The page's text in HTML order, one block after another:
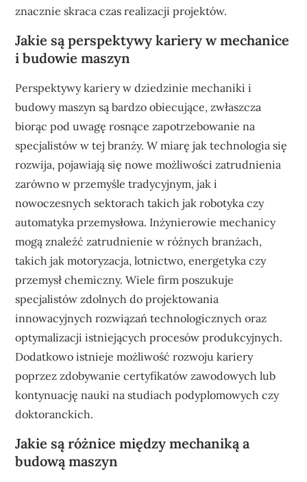
znacznie skraca czas realizacji projektów.
Jakie są perspektywy kariery w mechanice
i budowie maszyn
Perspektywy kariery w dziedzinie mechaniki i
budowy maszyn są bardzo obiecujące, zwłaszcza
biorąc pod uwagę rosnące zapotrzebowanie na
specjalistów w tej branży. W miarę jak technologia się
rozwija, pojawiają się nowe możliwości zatrudnienia
zarówno w przemyśle tradycyjnym, jak i
nowoczesnych sektorach takich jak robotyka czy
automatyka przemysłowa. Inżynierowie mechanicy
mogą znaleźć zatrudnienie w różnych branżach,
takich jak motoryzacja, lotnictwo, energetyka czy
przemysł chemiczny. Wiele firm poszukuje
specjalistów zdolnych do projektowania
innowacyjnych rozwiązań technologicznych oraz
optymalizacji istniejących procesów produkcyjnych.
Dodatkowo istnieje możliwość rozwoju kariery
poprzez zdobywanie certyfikatów zawodowych lub
kontynuację nauki na studiach podyplomowych czy
doktoranckich.
Jakie są różnice między mechaniką a
budową maszyn